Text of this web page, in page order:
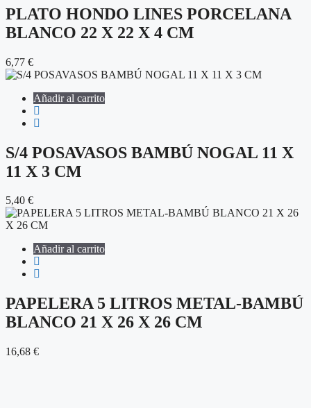
PLATO HONDO LINES PORCELANA
BLANCO 22 X 22 X 4 CM
6,77 €
Añadir al carrito
S/4 POSAVASOS BAMBÚ NOGAL 11 X
11 X 3 CM
5,40 €
Añadir al carrito
PAPELERA 5 LITROS METAL-BAMBÚ
BLANCO 21 X 26 X 26 CM
16,68 €